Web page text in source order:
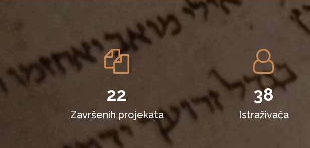
22
Završenih projekata
38
Istraživača